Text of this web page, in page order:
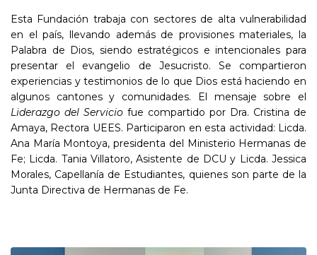
Esta Fundación trabaja con sectores de alta vulnerabilidad
en el país, llevando además de provisiones materiales, la
Palabra de Dios, siendo estratégicos e intencionales para
presentar el evangelio de Jesucristo. Se compartieron
experiencias y testimonios de lo que Dios está haciendo en
algunos cantones y comunidades. El mensaje sobre el
Liderazgo del Servicio fue compartido por Dra. Cristina de
Amaya, Rectora UEES. Participaron en esta actividad: Licda.
Ana María Montoya, presidenta del Ministerio Hermanas de
Fe; Licda. Tania Villatoro, Asistente de DCU y Licda. Jessica
Morales, Capellanía de Estudiantes, quienes son parte de la
Junta Directiva de Hermanas de Fe.